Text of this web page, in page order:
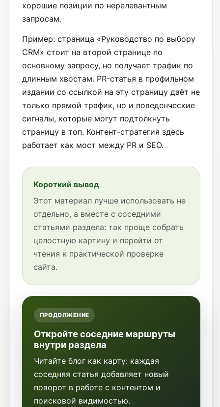
хорошие позиции по нерелевантным
запросам.
Пример: страница «Руководство по выбору
CRM» стоит на второй странице по
основному запросу, но получает трафик по
длинным хвостам. PR-статья в профильном
издании со ссылкой на эту страницу даёт не
только прямой трафик, но и поведенческие
сигналы, которые могут подтолкнуть
страницу в топ. Контент-стратегия здесь
работает как мост между PR и SEO.
Короткий вывод
Этот материал лучше использовать не
отдельно, а вместе с соседними
статьями раздела: так проще собрать
целостную картину и перейти от
чтения к практической проверке
сайта.
ПРОДОЛЖЕНИЕ
Откройте соседние маршруты
внутри раздела
Читайте блог как карту: каждая
соседняя статья добавляет новый
поворот в работе с контентом и
поисковой видимостью.